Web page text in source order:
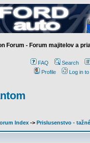
Forum - Forum majitelov a
FAQ
Search
Profile
Log in
Index -> Prislusenstvo -